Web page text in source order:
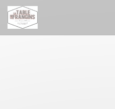
Painel de Gerenciamento de Cookies